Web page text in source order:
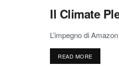
Il Climate
L’impegno di
READ MORE